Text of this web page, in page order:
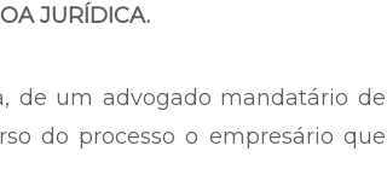
JURÍDICA.
de um advogado mandatário de
do processo o empresário que